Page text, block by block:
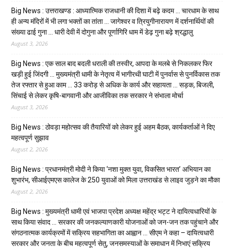
Big News : उत्तराखण्ड : आध्यात्मिक राजधानी की दिशा में बढ़े कदम … चारधाम के साथ
ही अन्य मंदिरों में भी लगा भक्तों का तांता … जागेश्वर व त्रियुगीनारायण में दर्शनार्थियों की
संख्या ढाई गुना … धारी देवी में दोगुना और पूर्णागिरि धाम में डेढ़ गुना बढ़े श्रद्धालु
August 3, 2026
Big News : एक साल बाद बदली धराली की तस्वीर, आपदा के मलबे से निकलकर फिर
खड़ी हुई जिंदगी … मुख्यमंत्री धामी के नेतृत्व में भागीरथी घाटी में पुनर्वास से पुनर्विकास तक
तेज रफ्तार से हुआ काम … ₹33 करोड़ से अधिक के कार्य और सहायता … सड़क, बिजली,
सिंचाई से लेकर कृषि-बागवानी और आजीविका तक सरकार ने संभाला मोर्चा
August 3, 2026
Big News : ठोवड़ा महोत्सव की तैयारियों को लेकर हुई अहम बैठक, कार्यकर्ताओं ने दिए
महत्वपूर्ण सुझाव
August 2, 2026
Big News : प्रधानमंत्री मोदी ने किया ‘नशा मुक्त युवा, विकसित भारत’ अभियान का
शुभारंभ, सीआईएमएस कालेज के 250 युवाओं को मिला उत्तराखंड से लाइव जुड़ने का मौका
August 2, 2026
Big News : मुख्यमंत्री धामी एवं भाजपा प्रदेश अध्यक्ष महेंद्र भट्ट ने दायित्वधारियों के
साथ किया संवाद … सरकार की जनकल्याणकारी योजनाओं को जन-जन तक पहुंचाने और
संगठनात्मक कार्यक्रमों में सक्रिय सहभागिता का आह्वान … सीएम ने कहा – दायित्वधारी
सरकार और जनता के बीच महत्वपूर्ण सेतु, जनसमस्याओं के समाधान में निभाएं सक्रिय